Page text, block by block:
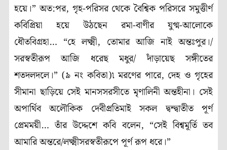
হয়ে।” অত:পর, গৃহ-পরিসর থেকে বৈশ্বিক পরিসরে সমুত্তীর্ণ
কবিপ্রিয়া হয়ে উঠছেন রমা-বাণীর যুগ্ম-আলোকে
ধৌতবিগ্রহা… “হে লক্ষ্মী, তোমার আজি নাই অন্তঃপুর।/
সরস্বতীরূপ আজি ধরেছ মধুর/ দাঁড়ায়েছ সঙ্গীতের
শতদলদলে।” (৯ নং কবিতা)৷ মরণের পারে, দেহ ও গৃহের
সীমানা ছাড়িয়ে সেই মানসসরসীতে মৃণালিনী অন্তহীনা। সেই
অপার্থিব অলৌকিক দেবীপ্রতিমাই সকল দ্বন্দ্বাতীত পূর্ণ
প্রেমময়ী… তাঁর উদ্দেশে কবি বলেন, “সেই বিশ্বমূর্তি তব
আমারি অন্তরে/লক্ষ্মীসরস্বতীরূপে পূর্ণ রূপ ধরে।”